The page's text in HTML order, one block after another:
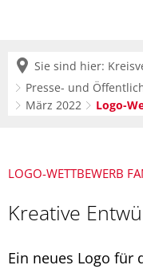
Sie sind hier:
Presse- und
März 2022
Logo-
LOGO-WETTBEWERB
Kreative
Ein neues Logo für